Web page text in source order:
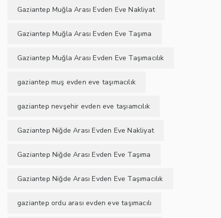
Gaziantep Muğla Arası Evden Eve Nakliyat
Gaziantep Muğla Arası Evden Eve Taşıma
Gaziantep Muğla Arası Evden Eve Taşımacılık
gaziantep muş evden eve taşımacılık
gaziantep nevşehir evden eve taşıamcılık
Gaziantep Niğde Arası Evden Eve Nakliyat
Gaziantep Niğde Arası Evden Eve Taşıma
Gaziantep Niğde Arası Evden Eve Taşımacılık
gaziantep ordu arası evden eve taşımacılı